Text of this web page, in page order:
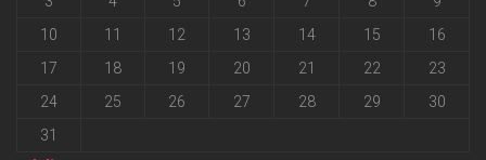
10
11 12 13 14 15
16
17
18 19 20 21 22
23
24
25 26 27 28 29
30
31